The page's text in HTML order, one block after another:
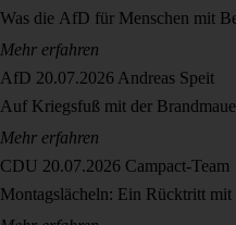
Was die AfD für Menschen mit
Mehr erfahren
AfD 20.07.2026 Andreas Speit
Auf Kriegsfuß mit der
Mehr erfahren
CDU 20.07.2026 Campact-Team
Montagslächeln: Ein Rücktritt mit